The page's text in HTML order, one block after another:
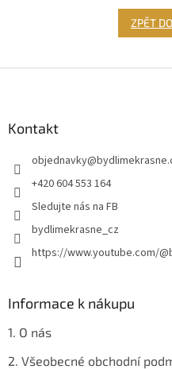
ZPĚT
Kontakt
objednavky@
+420 604 553 164
Sledujte nás na FB
bydlimekrasne_cz
https://www.youtube.com/
Informace k nákupu
1. O nás
2. Všeobecné obchodní